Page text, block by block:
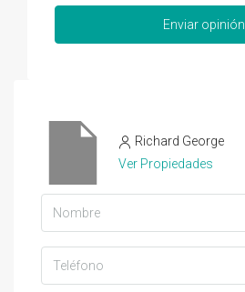
Enviar opinión
Richard George
Ver Propiedades